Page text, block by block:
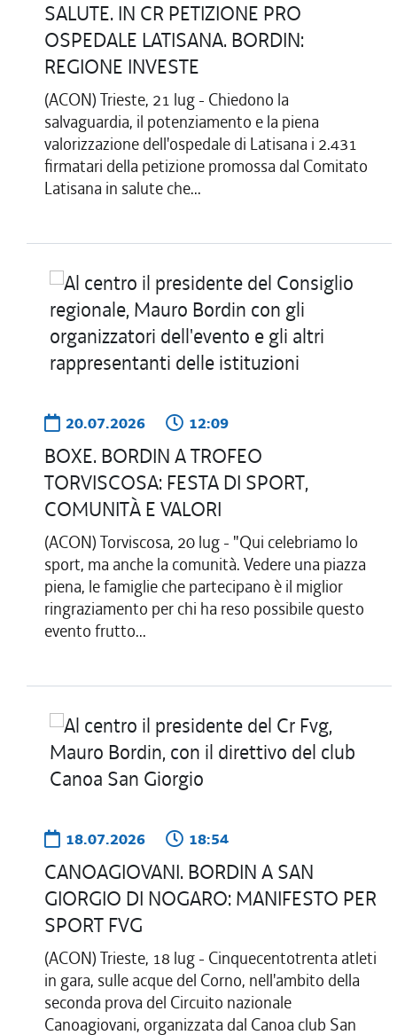
SALUTE. IN CR PETIZIONE PRO
OSPEDALE LATISANA. BORDIN:
REGIONE INVESTE
(ACON) Trieste, 21 lug - Chiedono la
salvaguardia, il potenziamento e la piena
valorizzazione dell'ospedale di Latisana i 2.431
firmatari della petizione promossa dal Comitato
Latisana in salute che...
20.07.2026 12:09
BOXE. BORDIN A TROFEO
TORVISCOSA: FESTA DI SPORT,
COMUNITÀ E VALORI
(ACON) Torviscosa, 20 lug - "Qui celebriamo lo
sport, ma anche la comunità. Vedere una piazza
piena, le famiglie che partecipano è il miglior
ringraziamento per chi ha reso possibile questo
evento frutto...
18.07.2026 18:54
CANOAGIOVANI. BORDIN A SAN
GIORGIO DI NOGARO: MANIFESTO PER
SPORT FVG
(ACON) Trieste, 18 lug - Cinquecentotrenta atleti
in gara, sulle acque del Corno, nell'ambito della
seconda prova del Circuito nazionale
Canoagiovani, organizzata dal Canoa club San